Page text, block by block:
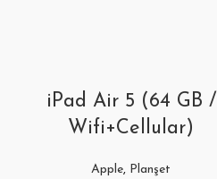
iPad Air 5 (64 GB /
Wifi+Cellular)
Apple, Planşet